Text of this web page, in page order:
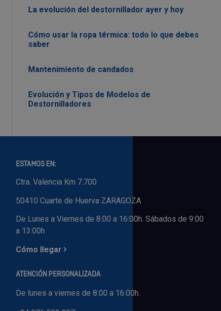
La evolución del destornillador ayer y hoy
Cómo usar la ropa térmica: todo lo que debes
saber
Mantenimiento de candados
Evolución y Tipos de Modelos de
Destornilladores
ESTAMOS EN:
Ctra. Valencia Km 7.700
50410 Cuarte de Huerva ZARAGOZA
De Lunes a Viernes de 8:00 a 16:00h. Sábados de 9:00
a 13:00h
Cómo llegar
ATENCIÓN PERSONALIZADA
De lunes a viernes de 8:00 a 16:00h.